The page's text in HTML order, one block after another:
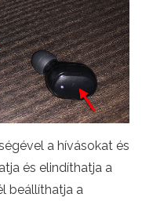
a hívásokat és
és elindíthatja a
beállíthatja a